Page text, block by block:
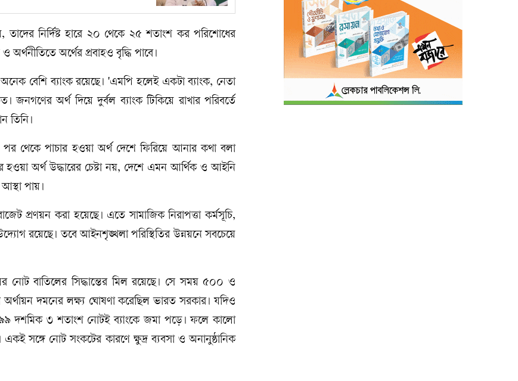
নির্দিষ্ট হারে ২০ থেকে ২৫ শতাংশ কর পরিশোধের
অর্থের প্রবাহও বৃদ্ধি পাবে।
বেশি ব্যাংক রয়েছে। 'এমপি হলেই একটা ব্যাংক, নেতা
অর্থ দিয়ে দুর্বল ব্যাংক টিকিয়ে রাখার পরিবর্তে
তিনি।
পর থেকে পাচার হওয়া অর্থ দেশে ফিরিয়ে আনার কথা বলা
হওয়া অর্থ উদ্ধারের চেষ্টা নয়, দেশে এমন আর্থিক ও আইনি
পায়।
প্রণয়ন করা হয়েছে। এতে সামাজিক নিরাপত্তা কর্মসূচি,
রয়েছে। তবে আইনশৃঙ্খলা পরিস্থিতির উন্নয়নে সবচেয়ে
নোট বাতিলের সিদ্ধান্তের মিল রয়েছে। সে সময় ৫০০ ও
দমনের লক্ষ্য ঘোষণা করেছিল ভারত সরকার। যদিও
৯৯ দশমিক ৩ শতাংশ নোটই ব্যাংকে জমা পড়ে। ফলে কালো
একই সঙ্গে নোট সংকটের কারণে ক্ষুদ্র ব্যবসা ও অনানুষ্ঠানিক